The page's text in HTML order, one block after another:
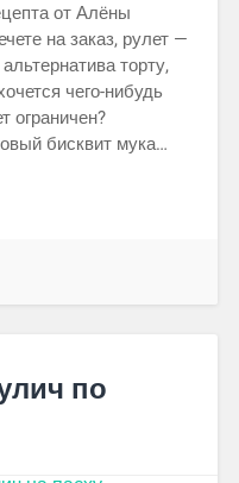
от Алёны
на заказ, рулет —
торту,
чего-нибудь
ограничен?
бисквит мука…
по